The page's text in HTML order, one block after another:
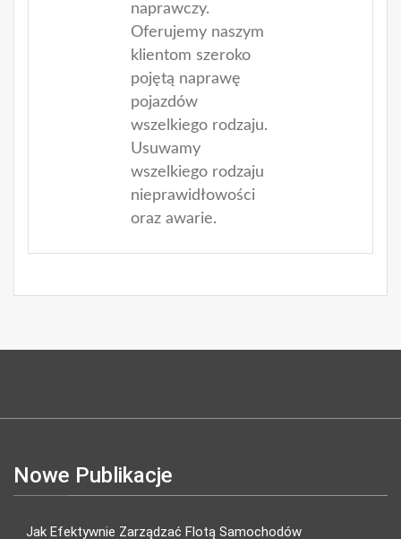
naprawczy.
Oferujemy naszym
klientom szeroko
pojętą naprawę
pojazdów
wszelkiego rodzaju.
Usuwamy
wszelkiego rodzaju
nieprawidłowości
oraz awarie.
Nowe Publikacje
Jak Efektywnie Zarządzać Flotą Samochodów